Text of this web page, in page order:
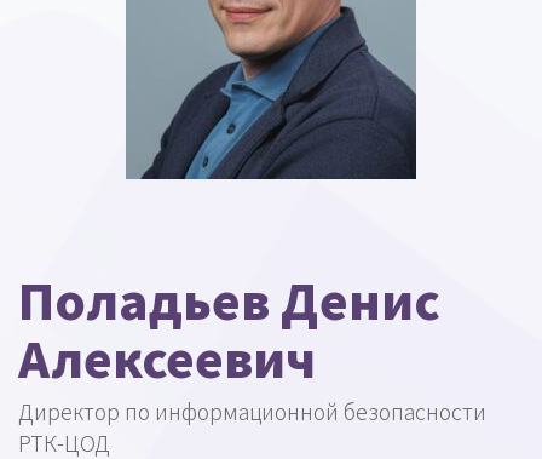
Поладьев Денис
Алексеевич
Директор по информационной безопасности
РТК-ЦОД